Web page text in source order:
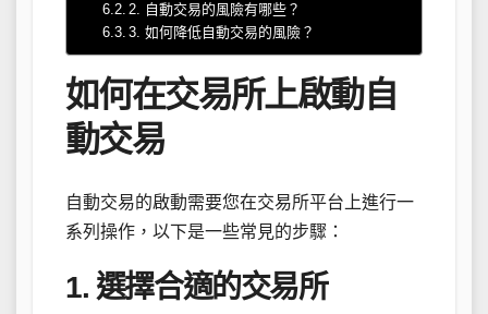
2. 自動交易的風險有哪些？
3. 如何降低自動交易的風險？
如何在交易所上啟動自
動交易
自動交易的啟動需要您在交易所平台上進行一
系列操作，以下是一些常見的步驟：
1. 選擇合適的交易所